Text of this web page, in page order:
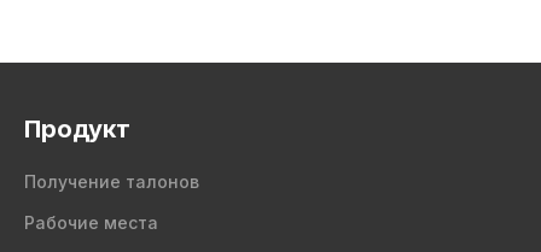
Продукт
Получение талонов
Рабочие места